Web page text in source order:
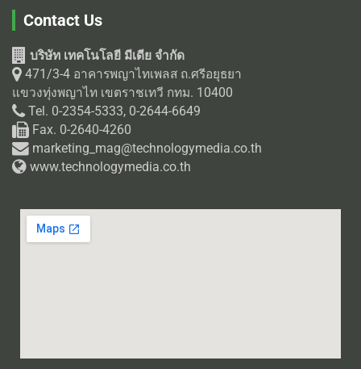
Contact Us
บริษัท เทคโนโลยี มีเดีย จำกัด
471/3-4 อาคารพญาไทเพลส ถ.ศรีอยุธยา
แขวงทุ่งพญาไท เขตราชเทวี กทม. 10400
Tel. 0-2354-5333, 0-2644-6649
Fax. 0-2640-4260
marketing_mag@technologymedia.co.th
www.technologymedia.co.th